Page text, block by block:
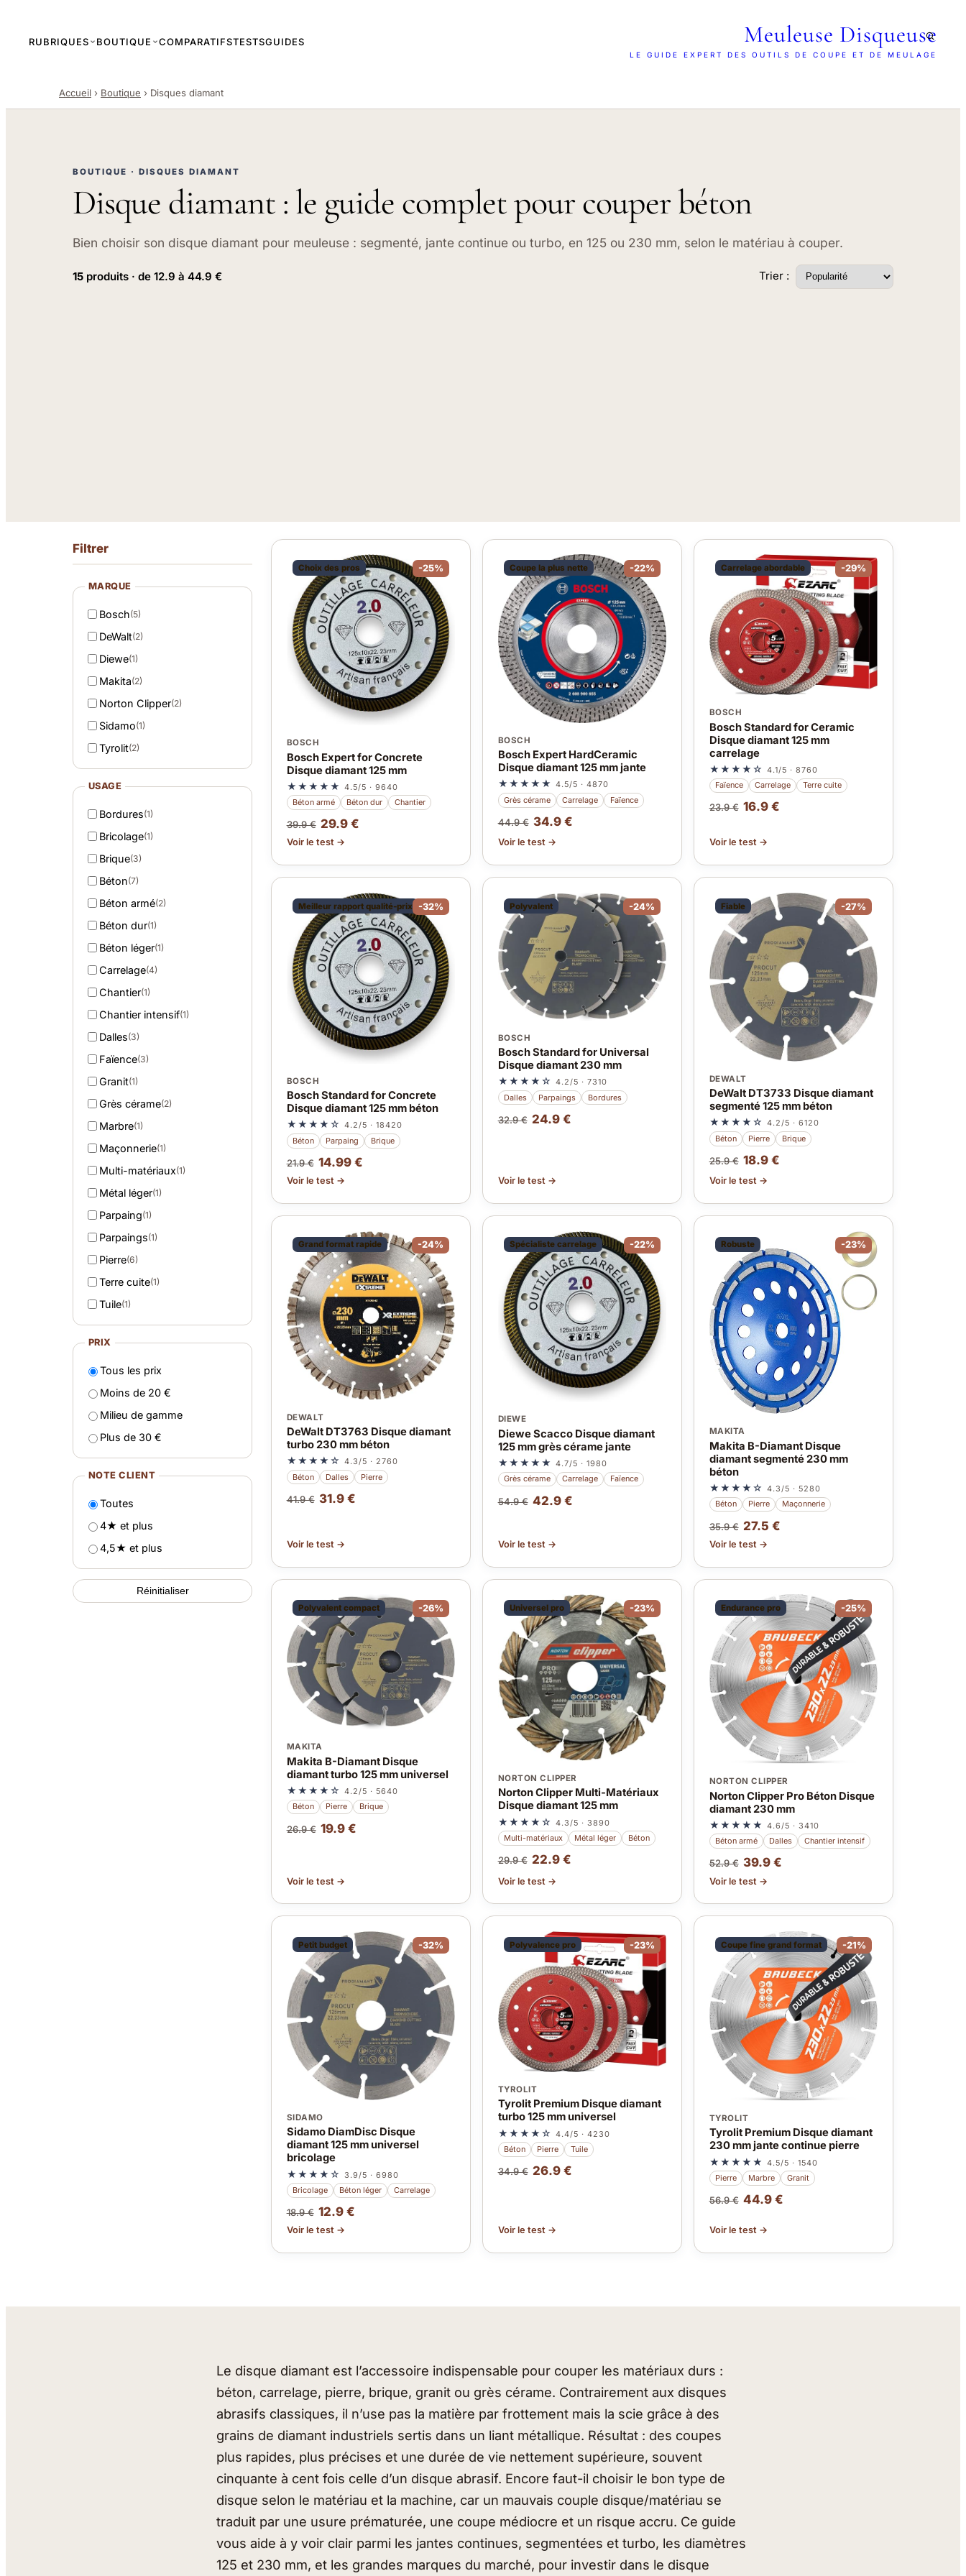
RUBRIQUES BOUTIQUE COMPARATIFSTESTSGUIDES Meuleuse Disqueuse
LE GUIDE EXPERT DES OUTILS DE COUPE ET DE MEULAGE
Accueil › Boutique › Disques diamant
BOUTIQUE · DISQUES DIAMANT
Disque diamant : le guide complet pour couper béton
Bien choisir son disque diamant pour meuleuse : segmenté, jante continue ou turbo, en 125 ou 230 mm, selon le matériau à couper.
15 produits · de 12.9 à 44.9 € Trier :
Filtrer
MARQUE
Bosch(5)
DeWalt(2)
Diewe(1)
Makita(2)
Norton Clipper(2)
Sidamo(1)
Tyrolit(2)
USAGE
Bordures(1)
Bricolage(1)
Brique(3)
Béton(7)
Béton armé(2)
Béton dur(1)
Béton léger(1)
Carrelage(4)
Chantier(1)
Chantier intensif(1)
Dalles(3)
Faïence(3)
Granit(1)
Grès cérame(2)
Marbre(1)
Maçonnerie(1)
Multi-matériaux(1)
Métal léger(1)
Parpaing(1)
Parpaings(1)
Pierre(6)
Terre cuite(1)
Tuile(1)
PRIX
Tous les prix
Moins de 20 €
Milieu de gamme
Plus de 30 €
NOTE CLIENT
Toutes
4★ et plus
4,5★ et plus
Réinitialiser
Choix des pros -25%
BOSCH
Bosch Expert for Concrete
Disque diamant 125 mm
★★★★★ 4.5/5 · 9640
Béton armé
Béton dur Chantier
39.9 € 29.9 €
Voir le test →
Coupe la plus nette -22%
BOSCH
Bosch Expert HardCeramic
Disque diamant 125 mm jante
★★★★★ 4.5/5 · 4870
Grès cérame
Carrelage Faïence
44.9 € 34.9 €
Voir le test →
Carrelage abordable -29%
BOSCH
Bosch Standard for Ceramic
Disque diamant 125 mm
carrelage
★★★★☆ 4.1/5 · 8760
Faïence
Carrelage Terre cuite
23.9 € 16.9 €
Voir le test →
Meilleur rapport qualité-prix -32%
BOSCH
Bosch Standard for Concrete
Disque diamant 125 mm béton
★★★★☆ 4.2/5 · 18420
Béton
Parpaing Brique
21.9 € 14.99 €
Voir le test →
Polyvalent -24%
BOSCH
Bosch Standard for Universal
Disque diamant 230 mm
★★★★☆ 4.2/5 · 7310
Dalles
Parpaings Bordures
32.9 € 24.9 €
Voir le test →
Fiable -27%
DEWALT
DeWalt DT3733 Disque diamant
segmenté 125 mm béton
★★★★☆ 4.2/5 · 6120
Béton
Pierre Brique
25.9 € 18.9 €
Voir le test →
Grand format rapide -24%
DEWALT
DeWalt DT3763 Disque diamant
turbo 230 mm béton
★★★★☆ 4.3/5 · 2760
Béton
Dalles Pierre
41.9 € 31.9 €
Voir le test →
Spécialiste carrelage -22%
DIEWE
Diewe Scacco Disque diamant
125 mm grès cérame jante
★★★★★ 4.7/5 · 1980
Grès cérame
Carrelage Faïence
54.9 € 42.9 €
Voir le test →
Robuste -23%
MAKITA
Makita B-Diamant Disque
diamant segmenté 230 mm
béton
★★★★☆ 4.3/5 · 5280
Béton
Pierre Maçonnerie
35.9 € 27.5 €
Voir le test →
Polyvalent compact -26%
MAKITA
Makita B-Diamant Disque
diamant turbo 125 mm universel
★★★★☆ 4.2/5 · 5640
Béton
Pierre Brique
26.9 € 19.9 €
Voir le test →
Universel pro -23%
NORTON CLIPPER
Norton Clipper Multi-Matériaux
Disque diamant 125 mm
★★★★☆ 4.3/5 · 3890
Multi-matériaux
Métal léger Béton
29.9 € 22.9 €
Voir le test →
Endurance pro -25%
NORTON CLIPPER
Norton Clipper Pro Béton Disque
diamant 230 mm
★★★★★ 4.6/5 · 3410
Béton armé
Dalles Chantier intensif
52.9 € 39.9 €
Voir le test →
Petit budget -32%
SIDAMO
Sidamo DiamDisc Disque
diamant 125 mm universel
bricolage
★★★★☆ 3.9/5 · 6980
Bricolage
Béton léger Carrelage
18.9 € 12.9 €
Voir le test →
Polyvalence pro -23%
TYROLIT
Tyrolit Premium Disque diamant
turbo 125 mm universel
★★★★☆ 4.4/5 · 4230
Béton
Pierre Tuile
34.9 € 26.9 €
Voir le test →
Coupe fine grand format -21%
TYROLIT
Tyrolit Premium Disque diamant
230 mm jante continue pierre
★★★★★ 4.5/5 · 1540
Pierre
Marbre Granit
56.9 € 44.9 €
Voir le test →
Le disque diamant est l’accessoire indispensable pour couper les matériaux durs :
béton, carrelage, pierre, brique, granit ou grès cérame. Contrairement aux disques
abrasifs classiques, il n’use pas la matière par frottement mais la scie grâce à des
grains de diamant industriels sertis dans un liant métallique. Résultat : des coupes
plus rapides, plus précises et une durée de vie nettement supérieure, souvent
cinquante à cent fois celle d’un disque abrasif. Encore faut-il choisir le bon type de
disque selon le matériau et la machine, car un mauvais couple disque/matériau se
traduit par une usure prématurée, une coupe médiocre et un risque accru. Ce guide
vous aide à y voir clair parmi les jantes continues, segmentées et turbo, les diamètres
125 et 230 mm, et les grandes marques du marché, pour investir dans le disque